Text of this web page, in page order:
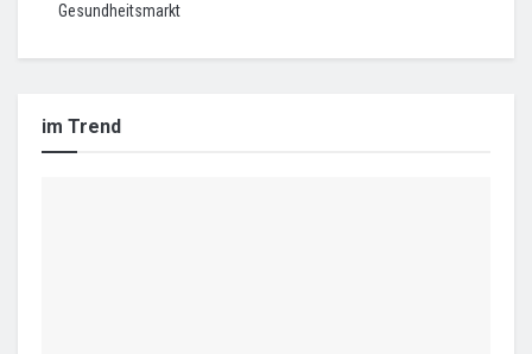
Gesundheitsmarkt
im Trend